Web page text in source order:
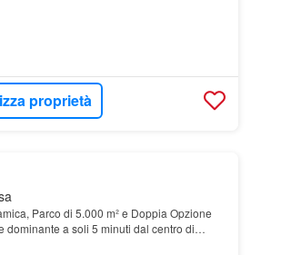
proprietà
Parco di 5.000 m² e Doppia Opzione
a soli 5 minuti dal centro di